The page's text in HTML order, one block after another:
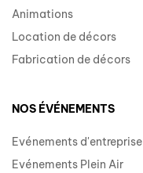
Animations
Location de décors
Fabrication de décors
NOS ÉVÉNEMENTS
Evénements d'entreprise
Evénements Plein Air